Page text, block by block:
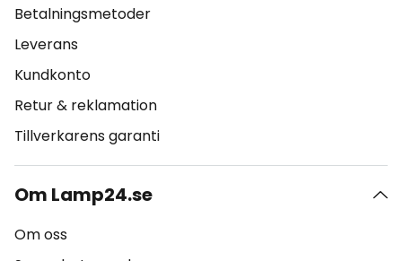
Betalningsmetoder
Leverans
Kundkonto
Retur & reklamation
Tillverkarens garanti
Om Lamp24.se
Om oss